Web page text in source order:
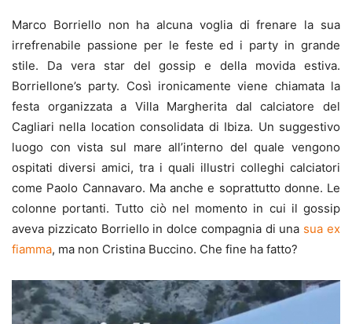
Marco Borriello non ha alcuna voglia di frenare la sua
irrefrenabile passione per le feste ed i party in grande
stile. Da vera star del gossip e della movida estiva.
Borriellone’s party. Così ironicamente viene chiamata la
festa organizzata a Villa Margherita dal calciatore del
Cagliari nella location consolidata di Ibiza. Un suggestivo
luogo con vista sul mare all’interno del quale vengono
ospitati diversi amici, tra i quali illustri colleghi calciatori
come Paolo Cannavaro. Ma anche e soprattutto donne. Le
colonne portanti. Tutto ciò nel momento in cui il gossip
aveva pizzicato Borriello in dolce compagnia di una sua ex
fiamma, ma non Cristina Buccino. Che fine ha fatto?